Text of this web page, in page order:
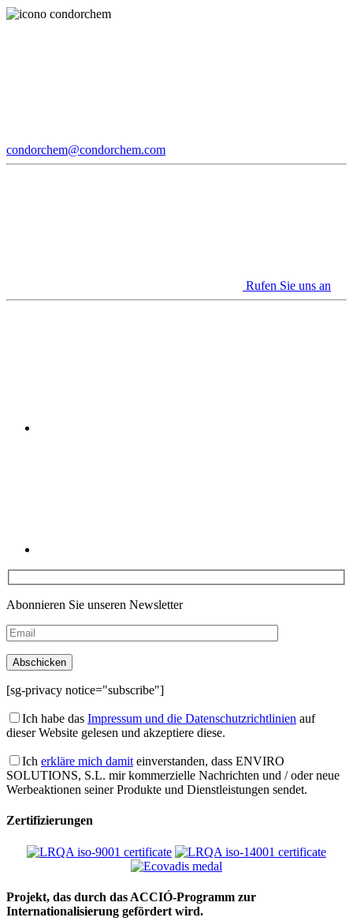
condorchem@condorchem.com
Rufen Sie uns an
Abonnieren Sie unseren Newsletter
[sg-privacy notice="subscribe"]
Ich habe das Impressum und die Datenschutzrichtlinien auf
dieser Website gelesen und akzeptiere diese.
Ich erkläre mich damit einverstanden, dass ENVIRO
SOLUTIONS, S.L. mir kommerzielle Nachrichten und / oder neue
Werbeaktionen seiner Produkte und Dienstleistungen sendet.
Zertifizierungen
Projekt, das durch das ACCIÓ-Programm zur
Internationalisierung gefördert wird.